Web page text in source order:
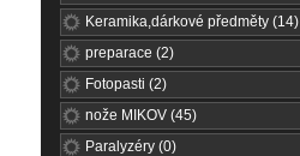
Keramika,dárkové předměty (14)
preparace (2)
Fotopasti (2)
nože MIKOV (45)
Paralyzéry (0)